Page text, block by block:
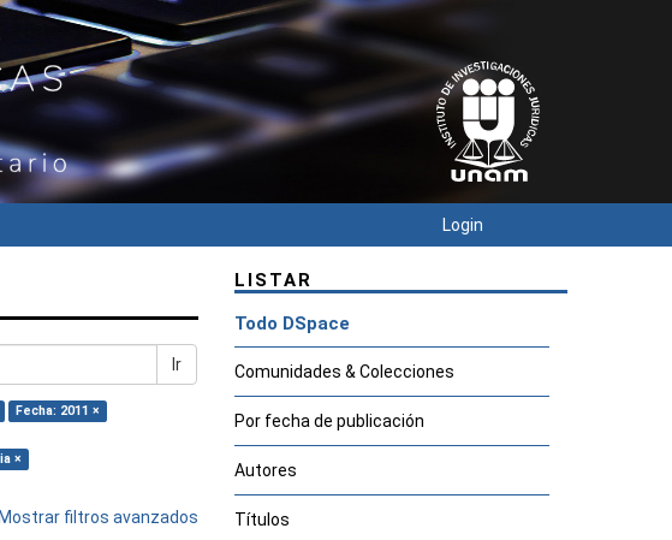
Login
Ir
Fecha: 2011 ×
×
Mostrar filtros avanzados
LISTAR
Todo DSpace
Comunidades & Colecciones
Por fecha de publicación
Autores
Títulos